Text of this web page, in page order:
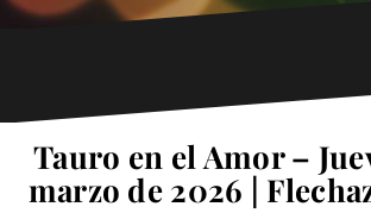
Tauro en el Amor –
marzo de 2026 |